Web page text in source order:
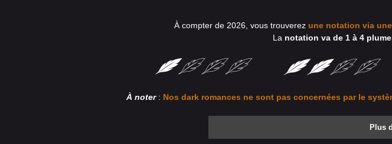
À compter de 2026, vous trouverez une notation via
La notation va de 1 à 4
À noter: Nos dark romances ne sont pas concernées par le
Plus